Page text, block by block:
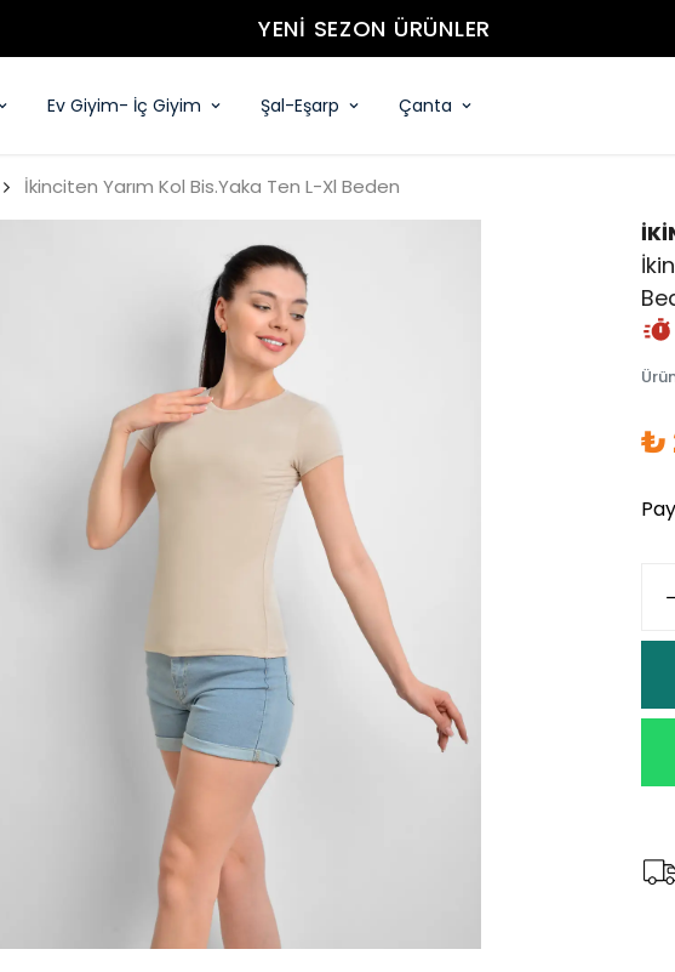
YENİ SEZON ÜRÜNLER
Ev Giyim- İç Giyim Şal-Eşarp Çanta
İkinciten Yarım Kol Bis.Yaka Ten L-Xl Beden
₺